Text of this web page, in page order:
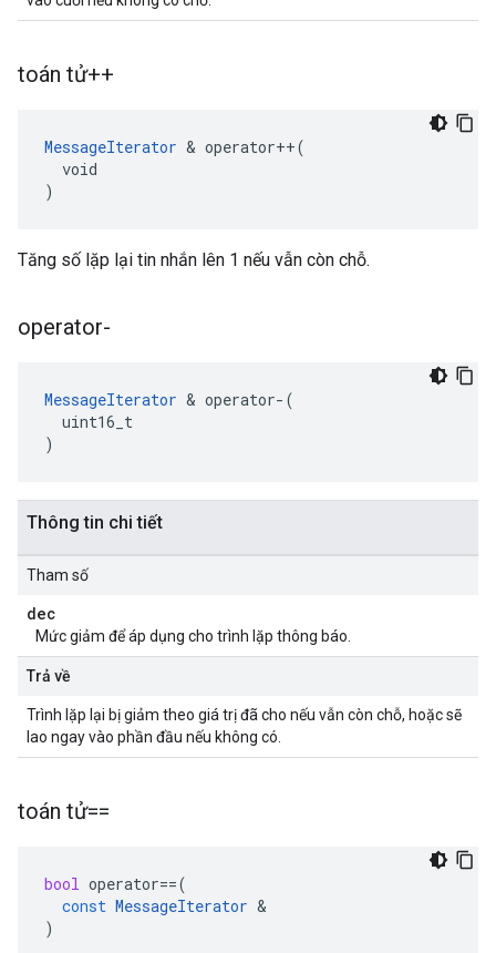
toán tử++
MessageIterator & operator++(
  void
)
Tăng số lặp lại tin nhắn lên 1 nếu vẫn còn chỗ.
operator-
MessageIterator & operator-(
  uint16_t
)
Thông tin chi tiết
Tham số
dec
Mức giảm để áp dụng cho trình lặp thông báo.
Trả về
Trình lặp lại bị giảm theo giá trị đã cho nếu vẫn còn chỗ, hoặc sẽ
lao ngay vào phần đầu nếu không có.
toán tử==
bool operator==(
const MessageIterator &
)